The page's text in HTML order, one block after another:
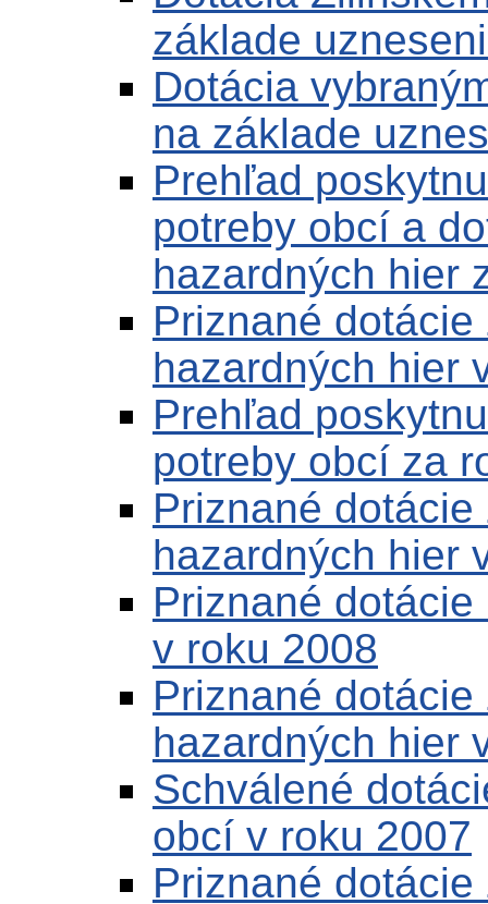
základe
Dotácia
na základe
Prehľad
potreby obcí a
hazardných hier
Priznané
hazardných hier
Prehľad
potreby obcí za
Priznané
hazardných hier
Priznané
v roku 2008
Priznané
hazardných hier
Schválené
obcí v roku 2007
Priznané